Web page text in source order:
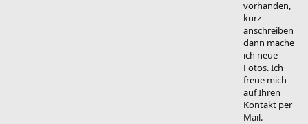
vorhanden,
kurz
anschreiben
dann mache
ich neue
Fotos. Ich
freue mich
auf Ihren
Kontakt per
Mail.